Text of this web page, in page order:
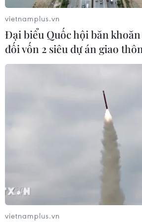
Cao tốc Khánh Hoà-Buôn Ma
sẽ hoàn thành, khai thác trong
Sân bay Nội Bài cho xe biển vàng
trả, khách trước sảnh tại Nhà ga T1
Lâm Đồng: Bám sát tiến độ để sân
bay Liên Khương mở cửa đúng hạn
19/8
vietnamplus.vn
Đại biểu Quốc hội băn
đối vốn 2 siêu dự án giao
vietnamplus.vn